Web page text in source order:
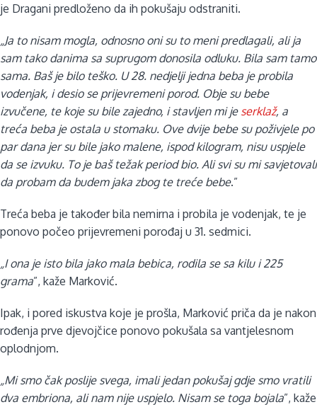
je Dragani predloženo da ih pokušaju odstraniti.
„Ja to nisam mogla, odnosno oni su to meni predlagali, ali ja
sam tako danima sa suprugom donosila odluku. Bila sam tamo
sama. Baš je bilo teško. U 28. nedjelji jedna beba je probila
vodenjak, i desio se prijevremeni porod. Obje su bebe
izvučene, te koje su bile zajedno, i stavljen mi je serklaž, a
treća beba je ostala u stomaku. Ove dvije bebe su poživjele po
par dana jer su bile jako malene, ispod kilogram, nisu uspjele
da se izvuku. To je baš težak period bio. Ali svi su mi savjetovali
da probam da budem jaka zbog te treće bebe.”
Treća beba je također bila nemirna i probila je vodenjak, te je
ponovo počeo prijevremeni porođaj u 31. sedmici.
„I ona je isto bila jako mala bebica, rodila se sa kilu i 225
grama”, kaže Marković.
Ipak, i pored iskustva koje je prošla, Marković priča da je nakon
rođenja prve djevojčice ponovo pokušala sa vantjelesnom
oplodnjom.
„Mi smo čak poslije svega, imali jedan pokušaj gdje smo vratili
dva embriona, ali nam nije uspjelo. Nisam se toga bojala”, kaže